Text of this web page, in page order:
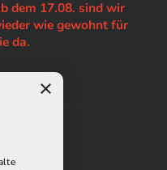
dem 17.08. sind wir
wie gewohnt für
da.
×